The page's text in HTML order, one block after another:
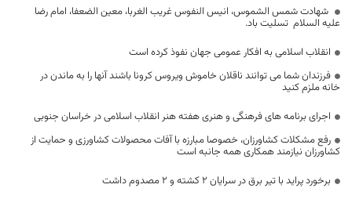
شهادت شمس الشموس، انیس النفوس غریب الغربا، معین الضعفا، امام رضا
علیه السلام تسلیت باد.
انقلاب اسلامی به افکار عمومی جهان نفوذ کرده است
فرزندان شما می توانند ناقلان خاموش ویروس کرونا باشند آنها را به ماندن در
خانه ملزم کنید
اجرای برنامه های فرهنگی و هنری هفته هنر انقلاب اسلامی در خراسان جنوبی
رفع مشکلات کشاورزان، خصوصا مبارزه با آفات محصولات کشاورزی و حمایت از
کشاورزان نیازمند همکاری همه جانبه است
برخورد پراید با تیر برق در سرایان ۲ کشته و ۲ مصدوم داشت